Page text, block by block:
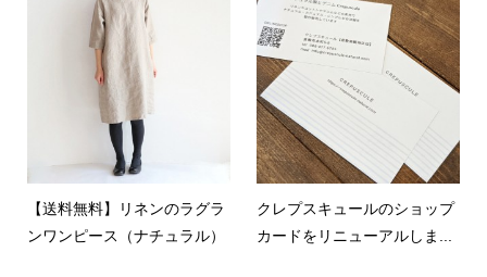
【送料無料】リネンのラグラ
ンワンピース（ナチュラル）
クレプスキュールのショップ
カードをリニューアルしま...